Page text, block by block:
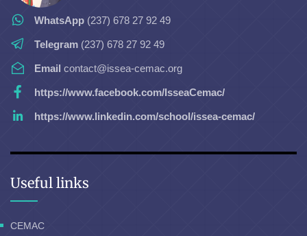
WhatsApp (237) 678 27 92 49
Telegram (237) 678 27 92 49
Email contact@issea-cemac.org
https://www.facebook.com/IsseaCemac/
https://www.linkedin.com/school/issea-cemac/
Useful links
CEMAC